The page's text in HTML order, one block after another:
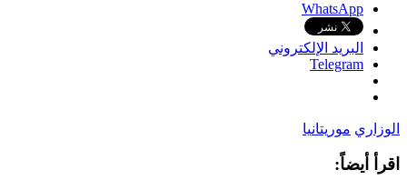
WhatsApp
البريد الإلكتروني
Telegram
الوزاري موريتانيا
اقرأ أيضاً: